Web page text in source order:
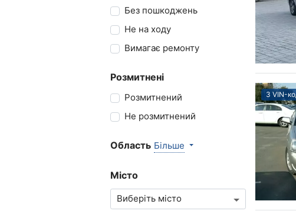
Без пошкоджень
Не на ходу
Вимагає ремонту
Розмитнені
Розмитнений
Не розмитнений
Область Більше
Місто
З VIN-